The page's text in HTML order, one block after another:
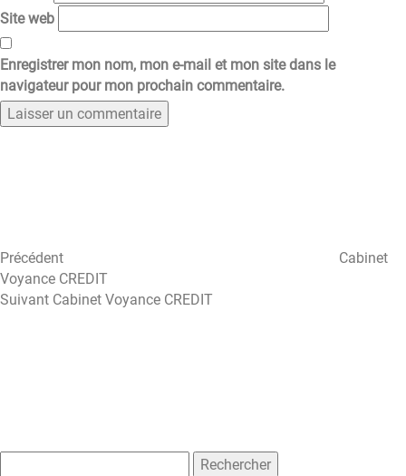
Site web
Enregistrer mon nom, mon e-mail et mon site dans le
navigateur pour mon prochain commentaire.
Précédent
Cabinet
Voyance CREDIT
Article
Suivant Cabinet Voyance CREDIT